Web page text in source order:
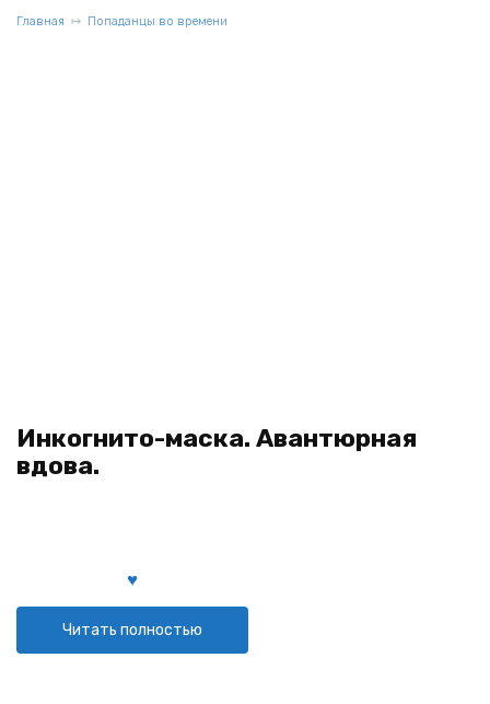
Главная Попаданцы во времени
Инкогнито-маска. Авантюрная
вдова.
Читать полностью